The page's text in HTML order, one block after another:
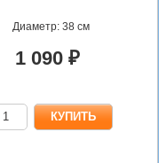
Диаметр: 38 см
1 090 ₽